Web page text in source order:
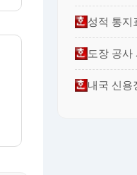
성적 통지
도장 공사
내국 신용